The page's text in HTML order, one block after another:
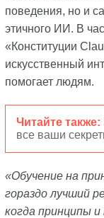
поведения, но и
этичного ИИ. В
«Конституции
искусственный
помогает людям.
Читайте также:
все ваши
«Обучение на
гораздо лучший
когда принципы